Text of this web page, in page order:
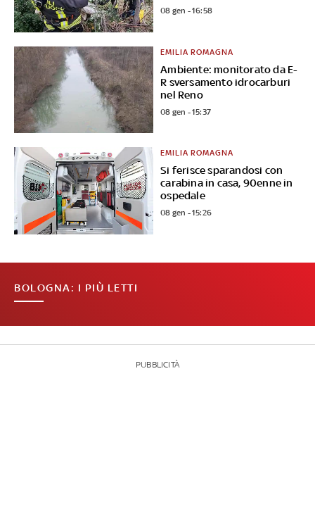
08 gen - 16:58
Ambiente: monitorato da E-
R sversamento idrocarburi
nel Reno
EMILIA ROMAGNA
08 gen - 15:37
Si ferisce sparandosi con
carabina in casa, 90enne in
ospedale
EMILIA ROMAGNA
08 gen - 15:26
BOLOGNA: I PIÙ LETTI
PUBBLICITÀ